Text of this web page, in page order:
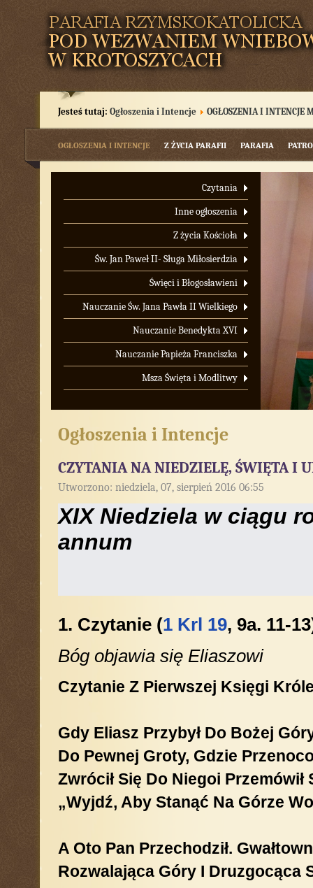
Jesteś tutaj: Ogłoszenia i Intencje OGŁOSZENIA I INTENCJE
OGŁOSZENIA I INTENCJE Z ŻYCIA PARAFII PARAFIA
Czytania
Inne ogłoszenia
Z życia Kościoła
Św. Jan Paweł II- Sługa Miłosierdzia
Święci i Błogosławieni
Nauczanie Św. Jana Pawła II Wielkiego
Nauczanie Benedykta XVI
Nauczanie Papieża Franciszka
Msza Święta i Modlitwy
Ogłoszenia i Intencje
CZYTANIA NA NIEDZIELĘ, ŚWIĘTA I
Utworzono: niedziela, 07, sierpień 2016 06:55
XIX Niedziela w ciągu
annum
1. Czytanie (1 Krl 19, 9a. 11-
Bóg objawia się Eliaszowi
Czytanie Z Pierwszej Księgi
Gdy Eliasz Przybył Do Bożej
Do Pewnej Groty, Gdzie
Zwrócił Się Do Niegoi Prze­mówił
„Wyjdź, Aby Stanąć Na Górze
A Oto Pan Przechodził.
Rozwalająca Góry I Druzgocąca